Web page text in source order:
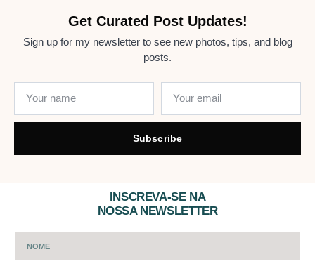
Get Curated Post Updates!
Sign up for my newsletter to see new photos, tips, and blog
posts.
Subscribe
INSCREVA-SE NA
NOSSA NEWSLETTER